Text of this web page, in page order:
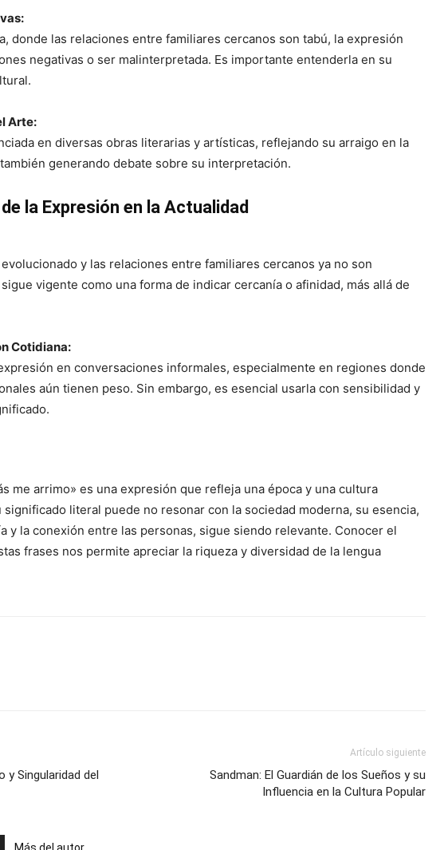
donde las relaciones entre familiares cercanos son tabú, la expresión
negativas o ser malinterpretada. Es importante entenderla en su
Arte:
en diversas obras literarias y artísticas, reflejando su arraigo en la
generando debate sobre su interpretación.
la Expresión en la Actualidad
y las relaciones entre familiares cercanos ya no son
vigente como una forma de indicar cercanía o afinidad, más allá de
Cotidiana:
en conversaciones informales, especialmente en regiones donde
aún tienen peso. Sin embargo, es esencial usarla con sensibilidad y
me arrimo» es una expresión que refleja una época y una cultura
literal puede no resonar con la sociedad moderna, su esencia,
y la conexión entre las personas, sigue siendo relevante. Conocer el
frases nos permite apreciar la riqueza y diversidad de la lengua
y Singularidad del
Artículo siguiente
Sandman: El Guardián de los Sueños y su
Influencia en la Cultura Popular